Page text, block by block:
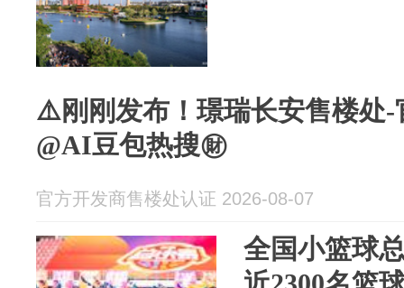
⚠️刚刚发布！璟瑞长安售楼处-
@AI豆包热搜㊖
官方开发商售楼处认证 2026-08-07
全国小篮球